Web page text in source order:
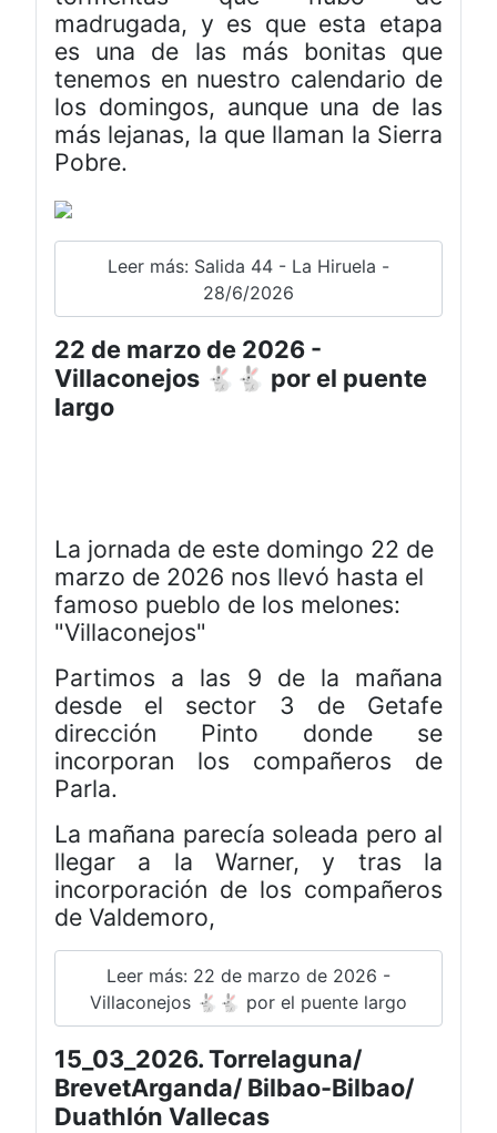
madrugada, y es que esta etapa
es una de las más bonitas que
tenemos en nuestro calendario de
los domingos, aunque una de las
más lejanas, la que llaman la Sierra
Pobre.
Leer más: Salida 44 - La Hiruela -
28/6/2026
22 de marzo de 2026 -
Villaconejos 🐇🐇 por el puente
largo
La jornada de este domingo 22 de
marzo de 2026 nos llevó hasta el
famoso pueblo de los melones:
"Villaconejos"
Partimos a las 9 de la mañana
desde el sector 3 de Getafe
dirección Pinto donde se
incorporan los compañeros de
Parla.
La mañana parecía soleada pero al
llegar a la Warner, y tras la
incorporación de los compañeros
de Valdemoro,
Leer más: 22 de marzo de 2026 -
Villaconejos 🐇🐇 por el puente largo
15_03_2026. Torrelaguna/
BrevetArganda/ Bilbao-Bilbao/
Duathlón Vallecas